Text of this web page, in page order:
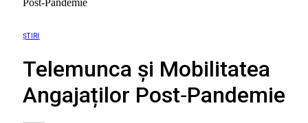
Post‑Pandemie
ȘTIRI
Telemunca și Mobilitatea
Angajaților Post‑Pandemie